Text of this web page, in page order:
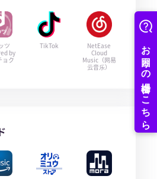
ツ
by
ョク
TikTok
NetEase
Cloud
Music（网易
云音乐）